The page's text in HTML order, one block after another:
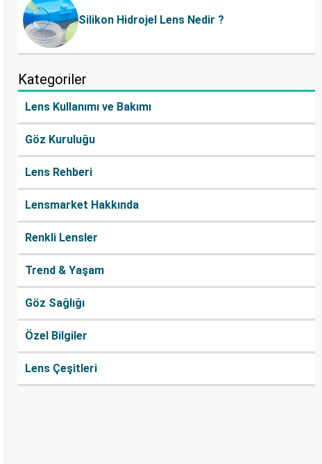
Silikon Hidrojel Lens Nedir ?
Kategoriler
Lens Kullanımı ve Bakımı
Göz Kuruluğu
Lens Rehberi
Lensmarket Hakkında
Renkli Lensler
Trend & Yaşam
Göz Sağlığı
Özel Bilgiler
Lens Çeşitleri